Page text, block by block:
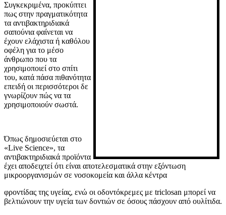
Συγκεκριμένα, προκύπτει
πως στην πραγματικότητα
τα αντιβακτηριδιακά
σαπούνια φαίνεται να
έχουν ελάχιστα ή καθόλου
οφέλη για το μέσο
άνθρωπο που τα
χρησιμοποιεί στο σπίτι
του, κατά πάσα πιθανότητα
επειδή οι περισσότεροι δε
γνωρίζουν πώς να τα
χρησιμοποιούν σωστά.
Όπως δημοσιεύεται στο
«Live Science», τα
αντιβακτηριδιακά προϊόντα
έχει αποδειχτεί ότι είναι αποτελεσματικά στην εξόντωση
μικροοργανισμών σε νοσοκομεία και άλλα κέντρα
φροντίδας της υγείας, ενώ οι οδοντόκρεμες με triclosan μπορεί να
βελτιώνουν την υγεία των δοντιών σε όσους πάσχουν από ουλίτιδα.